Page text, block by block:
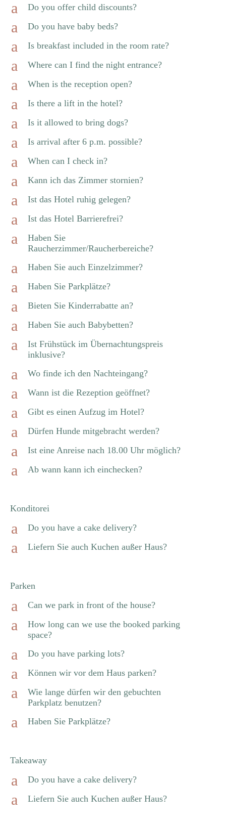
a Do you offer child discounts?
a Do you have baby beds?
a Is breakfast included in the room rate?
a Where can I find the night entrance?
a When is the reception open?
a Is there a lift in the hotel?
a Is it allowed to bring dogs?
a Is arrival after 6 p.m. possible?
a When can I check in?
a Kann ich das Zimmer stornien?
a Ist das Hotel ruhig gelegen?
a Ist das Hotel Barrierefrei?
a
Haben Sie
Raucherzimmer/Raucherbereiche?
a Haben Sie auch Einzelzimmer?
a Haben Sie Parkplätze?
a Bieten Sie Kinderrabatte an?
a Haben Sie auch Babybetten?
a
Ist Frühstück im Übernachtungspreis
inklusive?
a Wo finde ich den Nachteingang?
a Wann ist die Rezeption geöffnet?
a Gibt es einen Aufzug im Hotel?
a Dürfen Hunde mitgebracht werden?
a Ist eine Anreise nach 18.00 Uhr möglich?
a Ab wann kann ich einchecken?
Konditorei
a Do you have a cake delivery?
a Liefern Sie auch Kuchen außer Haus?
Parken
a Can we park in front of the house?
a
How long can we use the booked parking
space?
a Do you have parking lots?
a Können wir vor dem Haus parken?
a
Wie lange dürfen wir den gebuchten
Parkplatz benutzen?
a Haben Sie Parkplätze?
Takeaway
a Do you have a cake delivery?
a Liefern Sie auch Kuchen außer Haus?